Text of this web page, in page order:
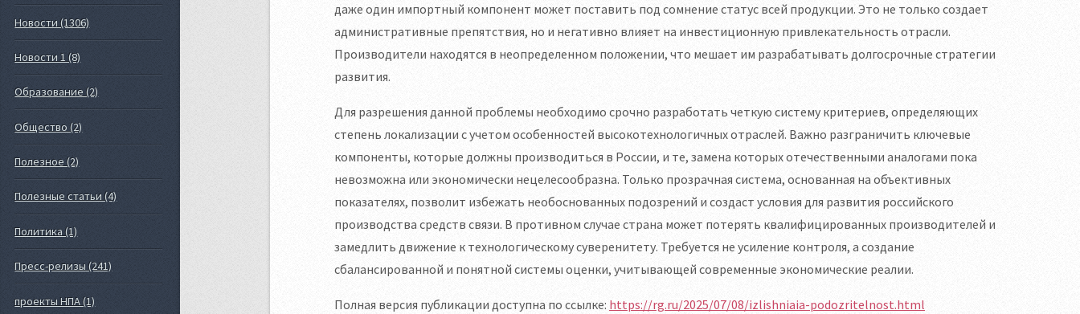
Новости (1306)
Новости 1 (8)
Образование (2)
Общество (2)
Полезное (2)
Полезные статьи (4)
Политика (1)
Пресс-релизы (241)
проекты НПА (1)
даже один импортный компонент может поставить под сомнение статус всей продукции. Это не только создает
административные препятствия, но и негативно влияет на инвестиционную привлекательность отрасли.
Производители находятся в неопределенном положении, что мешает им разрабатывать долгосрочные стратегии
развития.
Для разрешения данной проблемы необходимо срочно разработать четкую систему критериев, определяющих
степень локализации с учетом особенностей высокотехнологичных отраслей. Важно разграничить ключевые
компоненты, которые должны производиться в России, и те, замена которых отечественными аналогами пока
невозможна или экономически нецелесообразна. Только прозрачная система, основанная на объективных
показателях, позволит избежать необоснованных подозрений и создаст условия для развития российского
производства средств связи. В противном случае страна может потерять квалифицированных производителей и
замедлить движение к технологическому суверенитету. Требуется не усиление контроля, а создание
сбалансированной и понятной системы оценки, учитывающей современные экономические реалии.
Полная версия публикации доступна по ссылке: https://rg.ru/2025/07/08/izlishniaia-podozritelnost.html